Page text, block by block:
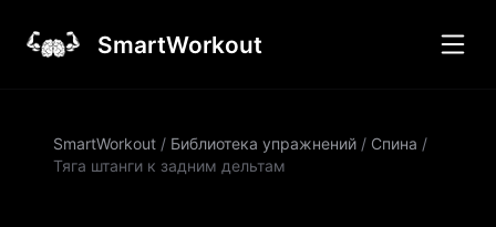
SmartWorkout
SmartWorkout / Библиотека упражнений / Спина /
Тяга штанги к задним дельтам